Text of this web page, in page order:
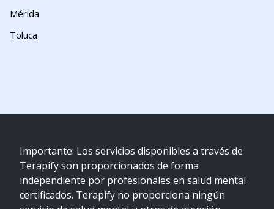
Mérida
Toluca
Importante: Los servicios disponibles a través de
Terapify son proporcionados de forma
independiente por profesionales en salud mental
certificados. Terapify no proporciona ningún